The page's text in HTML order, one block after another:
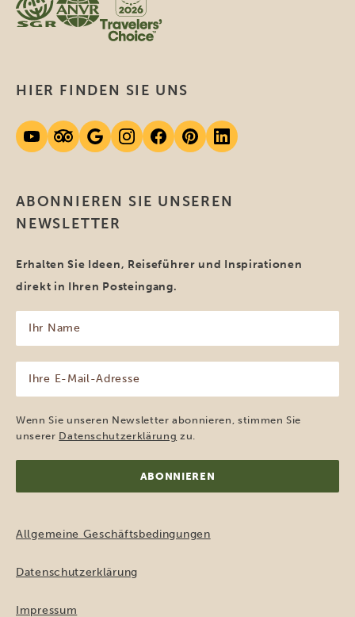
ABONNIEREN SIE UNSEREN
NEWSLETTER
Erhalten Sie Ideen, Reiseführer und Inspirationen
direkt in Ihren Posteingang.
Name
(erforderlich)
Mail-
Adresse
(erforderlich)
Wenn Sie unseren Newsletter abonnieren, stimmen Sie
unserer Datenschutzerklärung zu.
HIER FINDEN SIE UNS
Allgemeine Geschäftsbedingungen
Datenschutzerklärung
Impressum